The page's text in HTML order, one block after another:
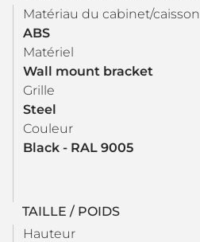
Matériau du cabinet/caisson
ABS
Matériel
Wall mount bracket
Grille
Steel
Couleur
Black - RAL 9005
TAILLE / POIDS
Hauteur